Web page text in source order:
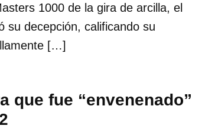
1000 de la gira de arcilla, el
su decepción, calificando su
[…]
que fue “envenenado”